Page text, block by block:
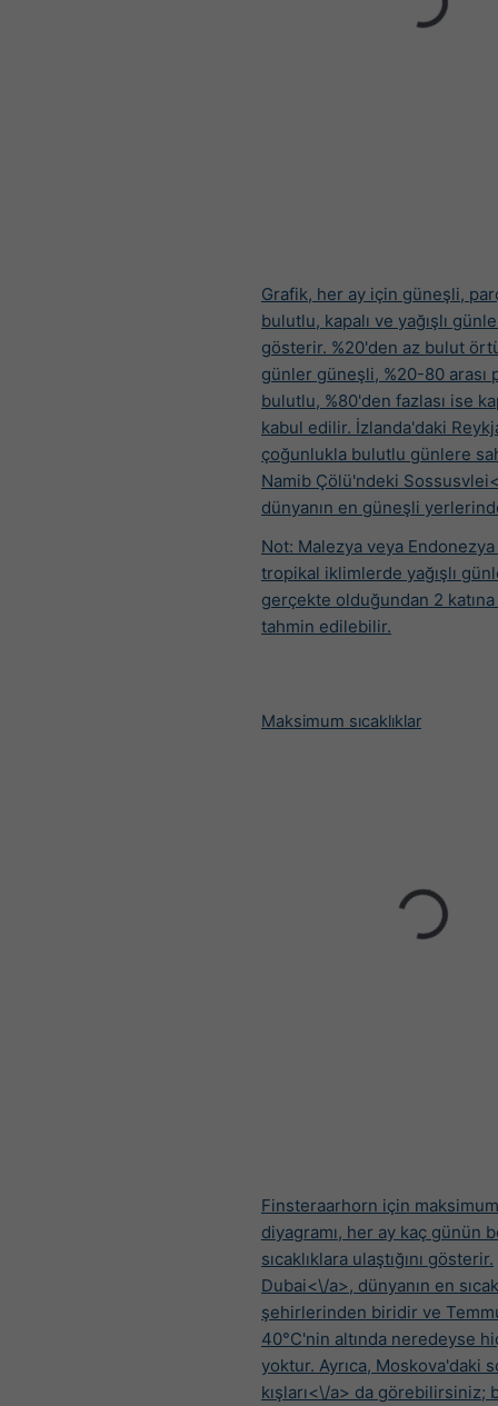
Grafik, her ay için güneşli,
bulutlu, kapalı ve yağışlı
gösterir. %20'den az bulut
günler güneşli, %20-80 arası
bulutlu, %80'den fazlası ise
kabul edilir. İzlanda'daki
çoğunlukla bulutlu günlere
Namib Çölü'ndeki
dünyanın en güneşli
Not: Malezya veya
tropikal iklimlerde yağışlı
gerçekte olduğundan 2
tahmin edilebilir.
Maksimum sıcaklıklar
Finsteraarhorn için maksimum
diyagramı, her ay kaç günün
sıcaklıklara ulaştığını gösterir.
Dubai<\/a>, dünyanın en sıcak
şehirlerinden biridir ve
40°C'nin altında neredeyse
yoktur. Ayrıca, Moskova'daki
kışları<\/a> da görebilirsiniz;